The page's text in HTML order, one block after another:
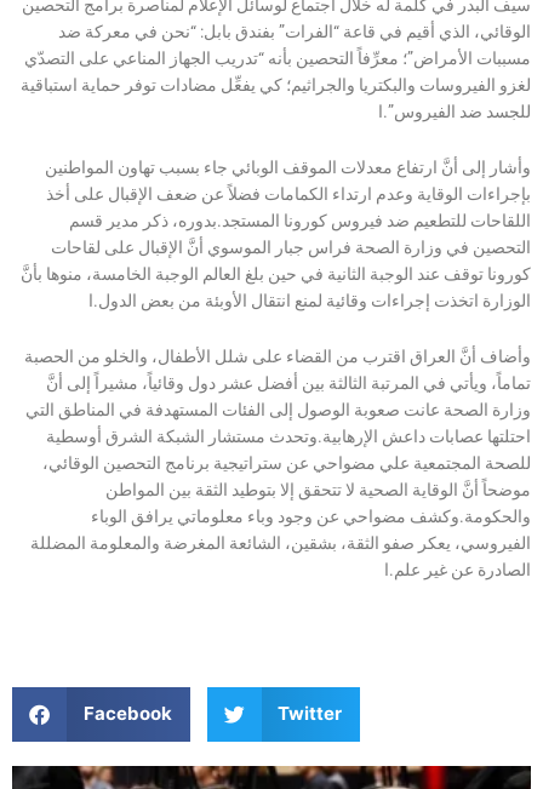
سيف البدر في كلمة له خلال اجتماع لوسائل الإعلام لمناصرة برامج التحصين
الوقائي، الذي أقيم في قاعة “الفرات” بفندق بابل: “نحن في معركة ضد
مسببات الأمراض”؛ معرِّفاً التحصين بأنه “تدريب الجهاز المناعي على التصدّي
لغزو الفيروسات والبكتريا والجراثيم؛ كي يفعِّل مضادات توفر حماية استباقية
للجسد ضد الفيروس”.ا
وأشار إلى أنَّ ارتفاع معدلات الموقف الوبائي جاء بسبب تهاون المواطنين
بإجراءات الوقاية وعدم ارتداء الكمامات فضلاً عن ضعف الإقبال على أخذ
اللقاحات للتطعيم ضد فيروس كورونا المستجد.بدوره، ذكر مدير قسم
التحصين في وزارة الصحة فراس جبار الموسوي أنَّ الإقبال على لقاحات
كورونا توقف عند الوجبة الثانية في حين بلغ العالم الوجبة الخامسة، منوها بأنَّ
الوزارة اتخذت إجراءات وقائية لمنع انتقال الأوبئة من بعض الدول.ا
وأضاف أنَّ العراق اقترب من القضاء على شلل الأطفال، والخلو من الحصبة
تماماً، ويأتي في المرتبة الثالثة بين أفضل عشر دول وقائياً، مشيراً إلى أنَّ
وزارة الصحة عانت صعوبة الوصول إلى الفئات المستهدفة في المناطق التي
احتلتها عصابات داعش الإرهابية.وتحدث مستشار الشبكة الشرق أوسطية
للصحة المجتمعية علي مضواحي عن ستراتيجية برنامج التحصين الوقائي،
موضحاً أنَّ الوقاية الصحية لا تتحقق إلا بتوطيد الثقة بين المواطن
والحكومة.وكشف مضواحي عن وجود وباء معلوماتي يرافق الوباء
الفيروسي، يعكر صفو الثقة، بشقين، الشائعة المغرضة والمعلومة المضللة
الصادرة عن غير علم.ا
Facebook Twitter